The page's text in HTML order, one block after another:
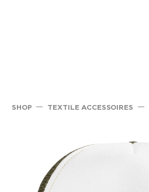
SHOP TEXTILE ACCESSOIRES